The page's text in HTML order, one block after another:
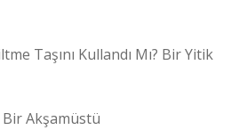
Taşını Kullandı Mı? Bir Yitik
Bir Akşamüstü